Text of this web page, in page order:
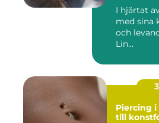
I hjärtat
med sina
och
Lin...
Piercing i
till